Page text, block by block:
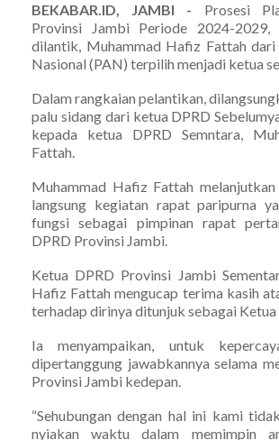
BEKABAR.ID, JAMBI - Prosesi
Provinsi Jambi Periode 2024-
dilantik, Muhammad Hafiz Fattah
Nasional (PAN) terpilih menjadi ketua
Dalam rangkaian pelantikan,
palu sidang dari ketua DPRD
kepada ketua DPRD Semntara,
Fattah.
Muhammad Hafiz Fattah
langsung kegiatan rapat paripurna
fungsi sebagai pimpinan rapat
DPRD Provinsi Jambi.
Ketua DPRD Provinsi Jambi
Hafiz Fattah mengucap terima kasih
terhadap dirinya ditunjuk sebagai Ketua
Ia menyampaikan, untuk
dipertanggung jawabkannya selama
Provinsi Jambi kedepan.
“Sehubungan dengan hal ini kami
nyiakan waktu dalam memimpin